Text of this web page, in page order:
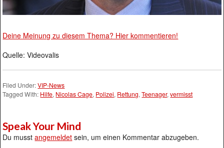
Deine Meinung zu diesem Thema? Hier kommentieren!
Quelle: Videovalis
Filed Under:VIP-News
Tagged With: Hilfe, Nicolas Cage, Polizei, Rettung,Teenager,vermisst
Speak Your Mind
Du musstangemeldet sein, um einen Kommentar abzugeben.